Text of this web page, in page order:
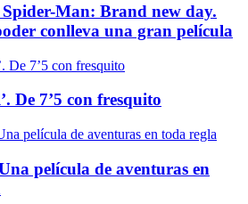
Man: Brand new day.
conlleva una gran película
De 7’5 con fresquito
película de aventuras en